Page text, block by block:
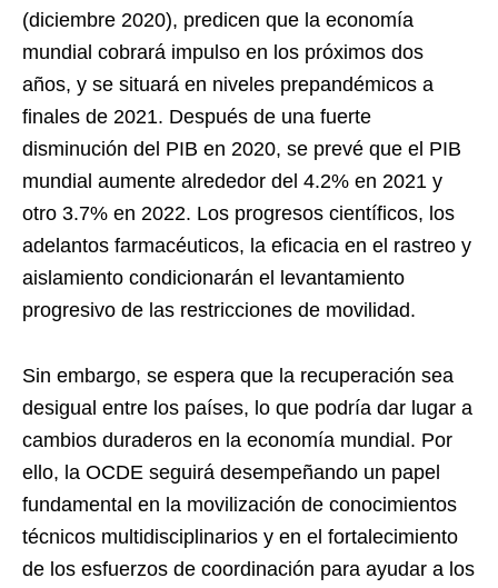
(diciembre 2020), predicen que la economía
mundial cobrará impulso en los próximos dos
años, y se situará en niveles prepandémicos a
finales de 2021. Después de una fuerte
disminución del PIB en 2020, se prevé que el PIB
mundial aumente alrededor del 4.2% en 2021 y
otro 3.7% en 2022. Los progresos científicos, los
adelantos farmacéuticos, la eficacia en el rastreo y
aislamiento condicionarán el levantamiento
progresivo de las restricciones de movilidad.
Sin embargo, se espera que la recuperación sea
desigual entre los países, lo que podría dar lugar a
cambios duraderos en la economía mundial. Por
ello, la OCDE seguirá desempeñando un papel
fundamental en la movilización de conocimientos
técnicos multidisciplinarios y en el fortalecimiento
de los esfuerzos de coordinación para ayudar a los